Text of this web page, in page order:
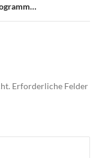
Erforderliche Felder